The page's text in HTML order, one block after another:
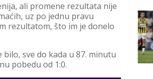
ali promene rezultata nije
uz po jednu pravu
rezultatom, što im je donelo
sve do kada u 87. minutu
pobedu od 1:0.